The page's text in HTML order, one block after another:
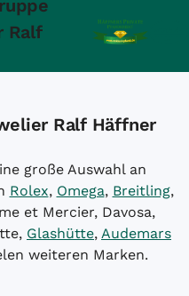
Ralf
Ralf Häffner
große Auswahl an
Rolex, Omega, Breitling,
et Mercier, Davosa,
Glashütte, Audemars
weiteren Marken.